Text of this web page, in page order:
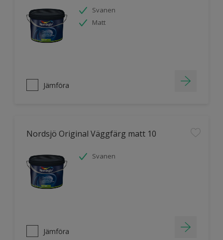
Svanen
Matt
Jämföra
Nordsjö Original Väggfärg matt 10
Svanen
Jämföra